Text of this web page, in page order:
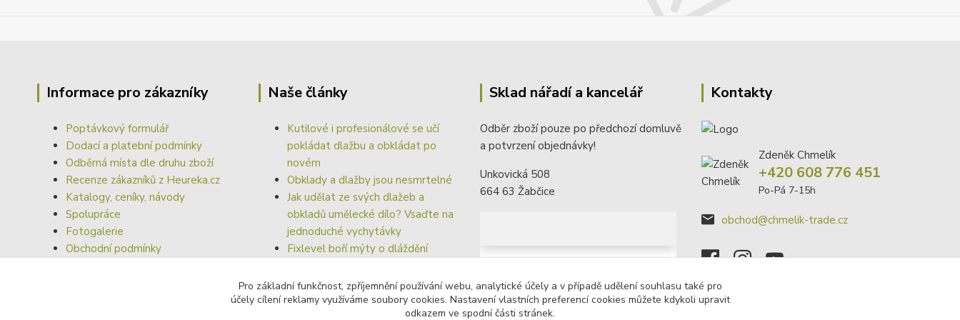
Informace pro zákazníky
Poptávkový formulář
Dodací a platební podmínky
Odběrná místa dle druhu zboží
Recenze zákazníků z Heureka.cz
Katalogy, ceníky, návody
Spolupráce
Fotogalerie
Obchodní podmínky
Naše články
Kutilové i profesionálové se učí
pokládat dlažbu a obkládat po
novém
Obklady a dlažby jsou nesmrtelné
Jak udělat ze svých dlažeb a
obkladů umělecké dílo? Vsaďte na
jednoduché vychytávky
Fixlevel boří mýty o dláždění
dokonalé spáry a rovinu dlažby i
obkladu
Sklad nářadí a kancelář
Odběr zboží pouze po předchozí domluvě
a potvrzení objednávky!
Unkovická 508
664 63 Žabčice
Kontakty
Zdeněk Chmelík
+420 608 776 451
Po-Pá 7-15h
obchod@chmelik-trade.cz
Pro základní funkčnost, zpříjemnění používání webu, analytické účely a v případě udělení souhlasu také pro
účely cílení reklamy využíváme soubory cookies. Nastavení vlastních preferencí cookies můžete kdykoli upravit
odkazem ve spodní části stránek.